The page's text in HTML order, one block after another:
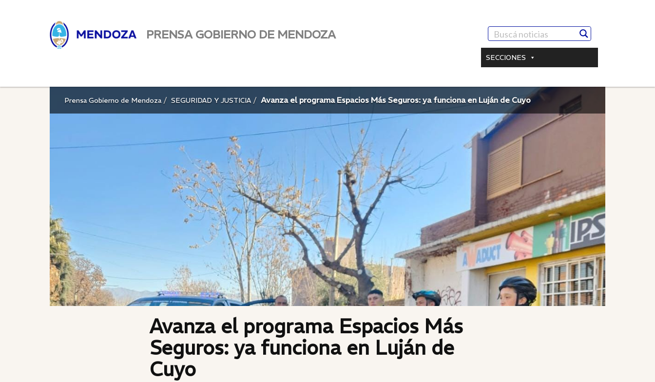
PRENSA GOBIERNO DE MENDOZA
SECCIONES
Prensa Gobierno de Mendoza SEGURIDAD Y JUSTICIA Avanza el programa Espacios Más Seguros: ya funciona en Luján de Cuyo
Avanza el programa Espacios Más
Seguros: ya funciona en Luján de
Cuyo